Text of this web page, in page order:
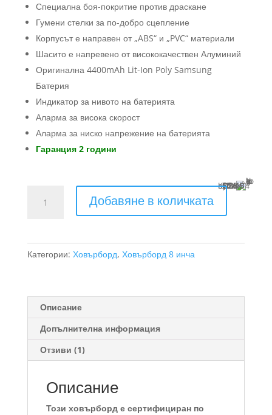
Специална боя-покритие против драскане
Гумени стелки за по-добро сцепление
Корпусът е направен от „ABS“ и „PVC“ материали
Шасито е напревено от висококачествен Алуминий
Оригинална 4400mAh Lit-Ion Poly Samsung
Батерия
Индикатор за нивото на батерията
Аларма за висока скорост
Аларма за ниско напрежение на батерията
Гаранция 2 години
Добавяне в количката
Купи с13 x €26.84 (13 x 52.49 BGN)
Категории: Ховърборд, Ховърборд 8 инча
Описание
Допълнителна информация
Отзиви (1)
Описание
Този ховърборд е сертифициран по